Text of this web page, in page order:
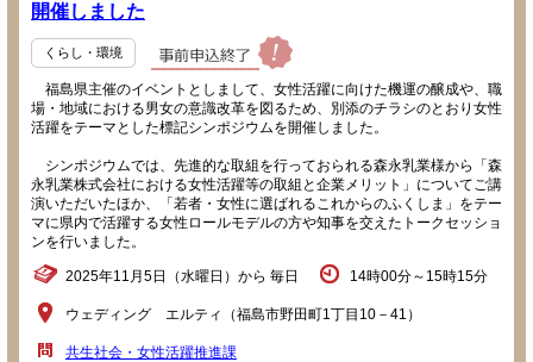
開催しました
くらし・環境
福島県主催のイベントとしまして、女性活躍に向けた機運の醸成や、職
場・地域における男女の意識改革を図るため、別添のチラシのとおり女性
活躍をテーマとした標記シンポジウムを開催しました。
シンポジウムでは、先進的な取組を行っておられる森永乳業様から「森
永乳業株式会社における女性活躍等の取組と企業メリット」についてご講
演いただいたほか、「若者・女性に選ばれるこれからのふくしま」をテー
マに県内で活躍する女性ロールモデルの方や知事を交えたトークセッショ
ンを行いました。
2025年11月5日（水曜日）から 毎日 14時00分～15時15分
ウェディング エルティ（福島市野田町1丁目10－41）
共生社会・女性活躍推進課